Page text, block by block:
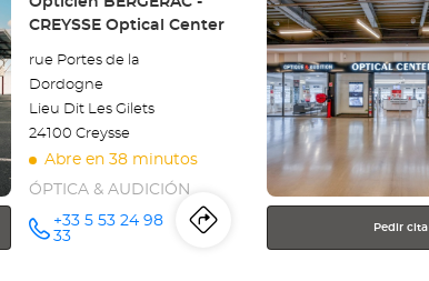
CREYSSE Optical Center
rue Portes de la
Dordogne
Lieu Dit Les Gilets
24100 Creysse
Abre en 38 minutos
ÓPTICA & AUDICIÓN
número
+33 5 53 24 98
33
Itinerario
a
ENTER
para
obtener
más
información
Pedir cita